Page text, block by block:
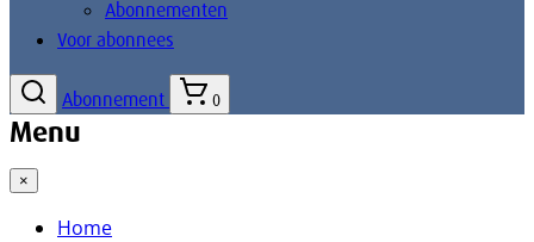
Abonnementen
Voor abonnees
Abonnement 0
Menu
×
Home